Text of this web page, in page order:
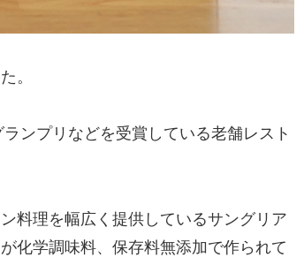
。
ンプリなどを受賞している老舗レスト
料理を幅広く提供しているサングリア
化学調味料、保存料無添加で作られて